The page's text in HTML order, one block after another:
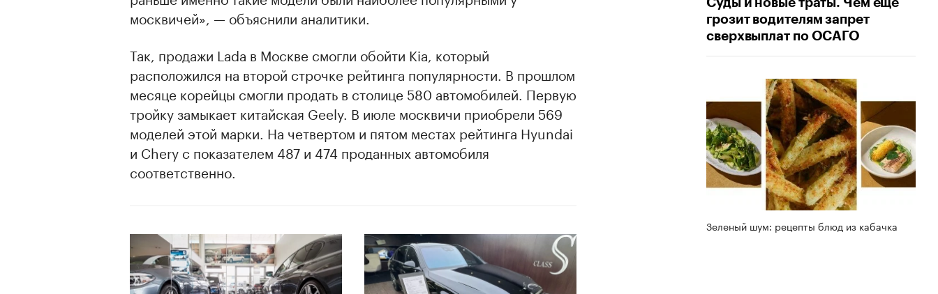
Суды и новые траты. Чем еще
грозит водителям запрет
сверхвыплат по ОСАГО
Зеленый шум: рецепты блюд из кабачка
москвичей», — объяснили аналитики.
Так, продажи Lada в Москве смогли обойти Kia, который
расположился на второй строчке рейтинга популярности. В прошлом
месяце корейцы смогли продать в столице 580 автомобилей. Первую
тройку замыкает китайская Geely. В июле москвичи приобрели 569
моделей этой марки. На четвертом и пятом местах рейтинга Hyundai
и Chery с показателем 487 и 474 проданных автомобиля
соответственно.